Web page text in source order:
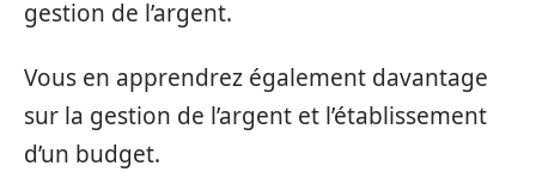
gestion de l’argent.
Vous en apprendrez également davantage
sur la gestion de l’argent et l’établissement
d’un budget.